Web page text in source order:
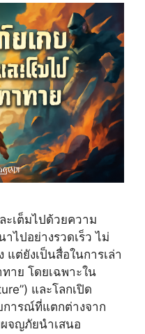
เต็มไปด้วยความ
ไปอย่างรวดเร็ว ไม่
แต่ยังเป็นสื่อในการเล่า
าย โดยเฉพาะใน
และโลกเปิด
การณ์ที่แตกต่างจาก
ผจญภัยนำเสนอ